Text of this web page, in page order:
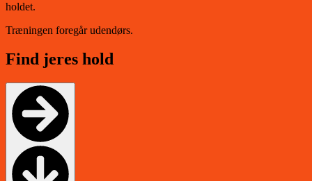
holdet.
Træningen foregår udendørs.
Find jeres hold